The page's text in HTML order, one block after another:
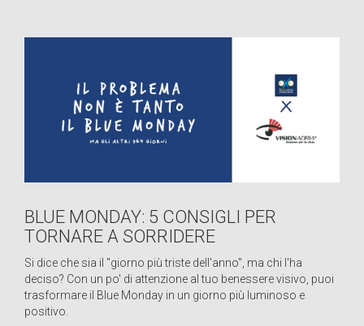
BLUE MONDAY: 5 CONSIGLI PER
TORNARE A SORRIDERE
Si dice che sia il "giorno più triste dell'anno", ma chi l'ha
deciso? Con un po' di attenzione al tuo benessere visivo, puoi
trasformare il Blue Monday in un giorno più luminoso e
positivo.